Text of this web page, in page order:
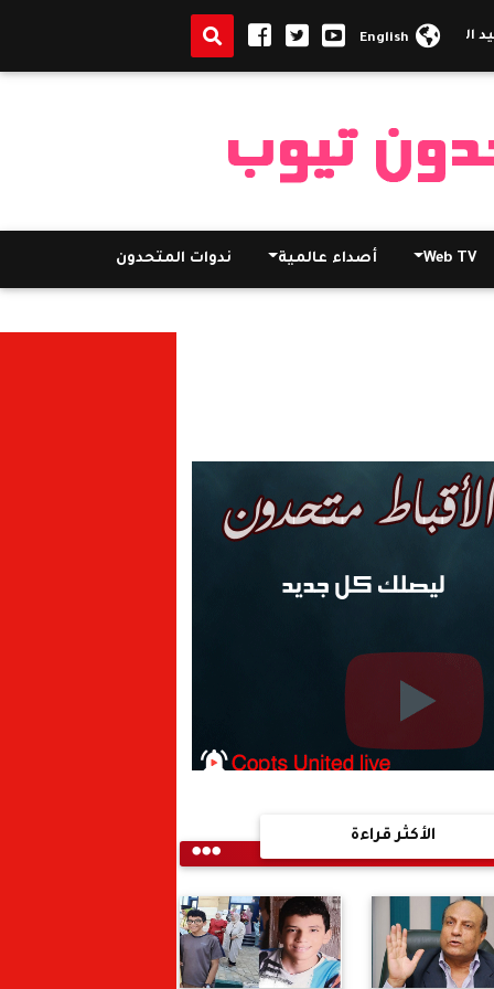
الكنيسة القبطية الأرثوذكسية بغانا بحضور السفير المصري
English
Web TV أصداء عالمية ندوات المتحدون
الأكثر قراءة